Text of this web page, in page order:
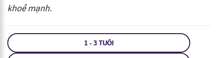
khoẻ mạnh.
1 - 3 TUỔI